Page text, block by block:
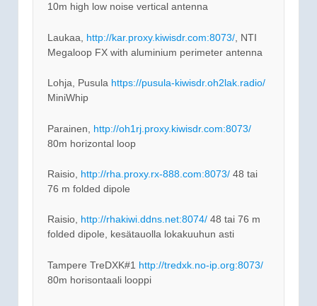
10m high low noise vertical antenna
Laukaa, http://kar.proxy.kiwisdr.com:8073/ , NTI
Megaloop FX with aluminium perimeter antenna
Lohja, Pusula https://pusula-kiwisdr.oh2lak.radio/
MiniWhip
Parainen, http://oh1rj.proxy.kiwisdr.com:8073/
80m horizontal loop
Raisio, http://rha.proxy.rx-888.com:8073/ 48 tai
76 m folded dipole
Raisio, http://rhakiwi.ddns.net:8074/ 48 tai 76 m
folded dipole, kesätauolla lokakuuhun asti
Tampere TreDXK#1 http://tredxk.no-ip.org:8073/
80m horisontaali looppi